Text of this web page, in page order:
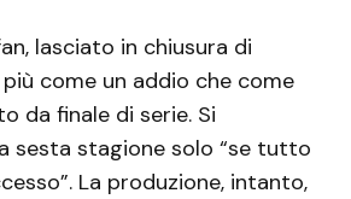
lasciato in chiusura di
come un addio che come
da finale di serie. Si
sesta stagione solo “se tutto
La produzione, intanto,